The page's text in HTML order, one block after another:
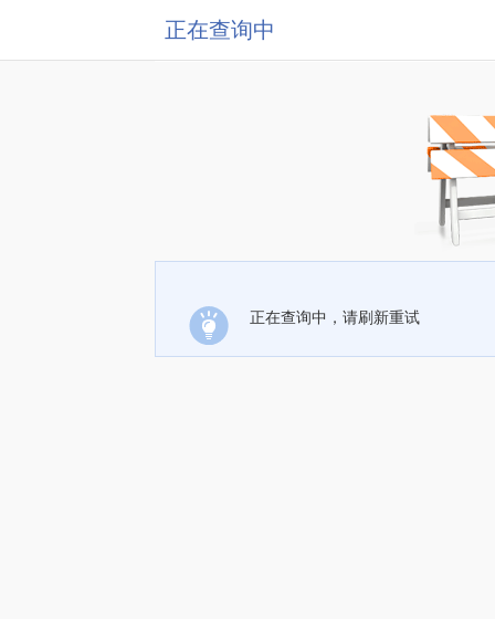
正在查询中
正在查询中，请刷新重试